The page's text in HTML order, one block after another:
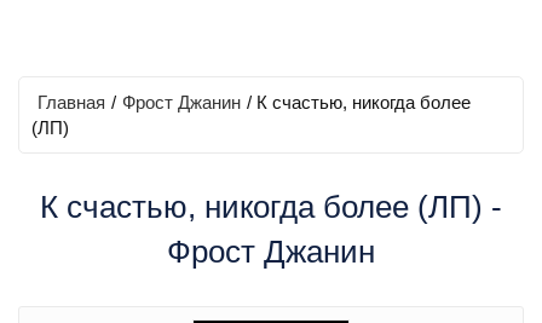
Главная / Фрост Джанин / К счастью, никогда более
(ЛП)
К счастью, никогда более (ЛП) -
Фрост Джанин